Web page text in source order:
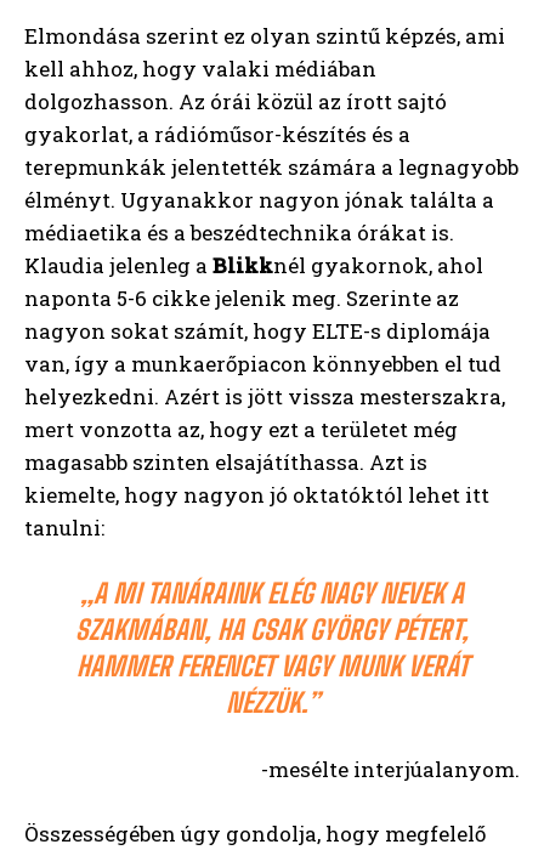
Elmondása szerint ez olyan szintű képzés, ami
kell ahhoz, hogy valaki médiában
dolgozhasson. Az órái közül az írott sajtó
gyakorlat, a rádióműsor-készítés és a
terepmunkák jelentették számára a legnagyobb
élményt. Ugyanakkor nagyon jónak találta a
médiaetika és a beszédtechnika órákat is.
Klaudia jelenleg a Blikknél gyakornok, ahol
naponta 5-6 cikke jelenik meg. Szerinte az
nagyon sokat számít, hogy ELTE-s diplomája
van, így a munkaerőpiacon könnyebben el tud
helyezkedni. Azért is jött vissza mesterszakra,
mert vonzotta az, hogy ezt a területet még
magasabb szinten elsajátíthassa. Azt is
kiemelte, hogy nagyon jó oktatóktól lehet itt
tanulni:
„A MI TANÁRAINK ELÉG NAGY NEVEK A
SZAKMÁBAN, HA CSAK GYÖRGY PÉTERT,
HAMMER FERENCET VAGY MUNK VERÁT
NÉZZÜK.”
-mesélte interjúalanyom.
Összességében úgy gondolja, hogy megfelelő